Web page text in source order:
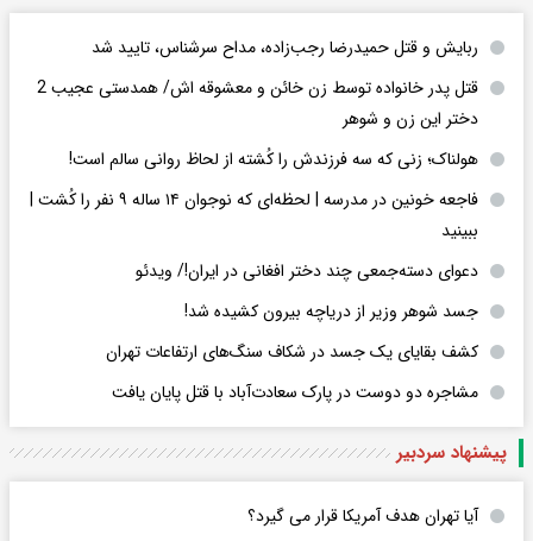
ربایش و قتل حمیدرضا رجب‌زاده، مداح سرشناس، تایید شد
قتل پدر خانواده توسط زن خائن و معشوقه اش/ همدستی عجیب 2
دختر این زن و شوهر
هولناک؛ زنی که سه فرزندش را کُشته از لحاظ روانی سالم است!
فاجعه خونین در مدرسه | لحظه‌ای که نوجوان ۱۴ ساله ۹ نفر را کُشت |
ببینید
دعوای دسته‌جمعی چند دختر افغانی در ایران!/ ویدئو
جسد شوهر وزیر از دریاچه بیرون کشیده شد!
کشف بقایای یک جسد در شکاف سنگ‌های ارتفاعات تهران
مشاجره دو دوست در پارک سعادت‌آباد با قتل پایان یافت
پیشنهاد سردبیر
آیا تهران هدف آمریکا قرار می گیرد؟